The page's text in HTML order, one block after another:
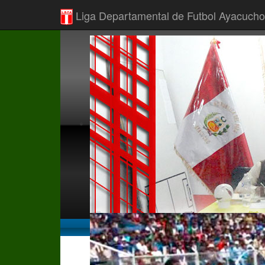
Liga Departamental de Futbol Ayacucho